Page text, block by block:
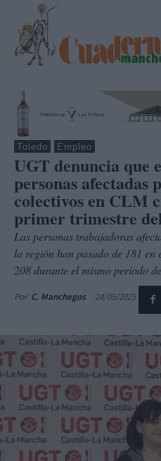
Toledo Empleo
UGT denuncia que
personas afectadas
colectivos en CLM
primer trimestre
Las personas trabajadoras
la región han pasado de 181
208 durante el mismo periodo
Por C. Manchegos 24/05/2025